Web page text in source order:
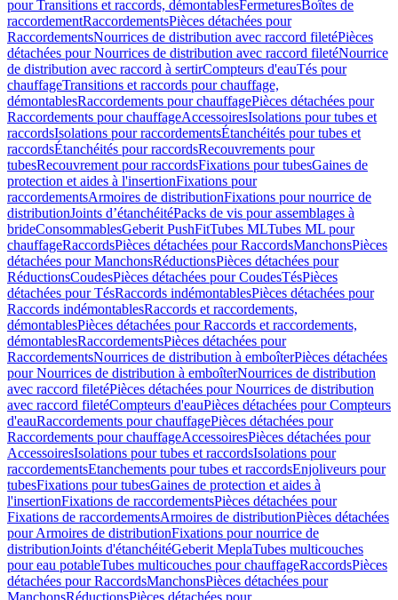
pour Transitions et raccords, démontablesFermeturesBoîtes de
raccordementRaccordementsPièces détachées pour
RaccordementsNourrices de distribution avec raccord filetéPièces
détachées pour Nourrices de distribution avec raccord filetéNourrice
de distribution avec raccord à sertirCompteurs d'eauTés pour
chauffageTransitions et raccords pour chauffage,
démontablesRaccordements pour chauffagePièces détachées pour
Raccordements pour chauffageAccessoiresIsolations pour tubes et
raccordsIsolations pour raccordementsÉtanchéités pour tubes et
raccordsÉtanchéités pour raccordsRecouvrements pour
tubesRecouvrement pour raccordsFixations pour tubesGaines de
protection et aides à l'insertionFixations pour
raccordementsArmoires de distributionFixations pour nourrice de
distributionJoints d’étanchéitéPacks de vis pour assemblages à
brideConsommablesGeberit PushFitTubes MLTubes ML pour
chauffageRaccordsPièces détachées pour RaccordsManchonsPièces
détachées pour ManchonsRéductionsPièces détachées pour
RéductionsCoudesPièces détachées pour CoudesTésPièces
détachées pour TésRaccords indémontablesPièces détachées pour
Raccords indémontablesRaccords et raccordements,
démontablesPièces détachées pour Raccords et raccordements,
démontablesRaccordementsPièces détachées pour
RaccordementsNourrices de distribution à emboîterPièces détachées
pour Nourrices de distribution à emboîterNourrices de distribution
avec raccord filetéPièces détachées pour Nourrices de distribution
avec raccord filetéCompteurs d'eauPièces détachées pour Compteurs
d'eauRaccordements pour chauffagePièces détachées pour
Raccordements pour chauffageAccessoiresPièces détachées pour
AccessoiresIsolations pour tubes et raccordsIsolations pour
raccordementsEtanchements pour tubes et raccordsEnjoliveurs pour
tubesFixations pour tubesGaines de protection et aides à
l'insertionFixations de raccordementsPièces détachées pour
Fixations de raccordementsArmoires de distributionPièces détachées
pour Armoires de distributionFixations pour nourrice de
distributionJoints d'étanchéitéGeberit MeplaTubes multicouches
pour eau potableTubes multicouches pour chauffageRaccordsPièces
détachées pour RaccordsManchonsPièces détachées pour
ManchonsRéductionsPièces détachées pour